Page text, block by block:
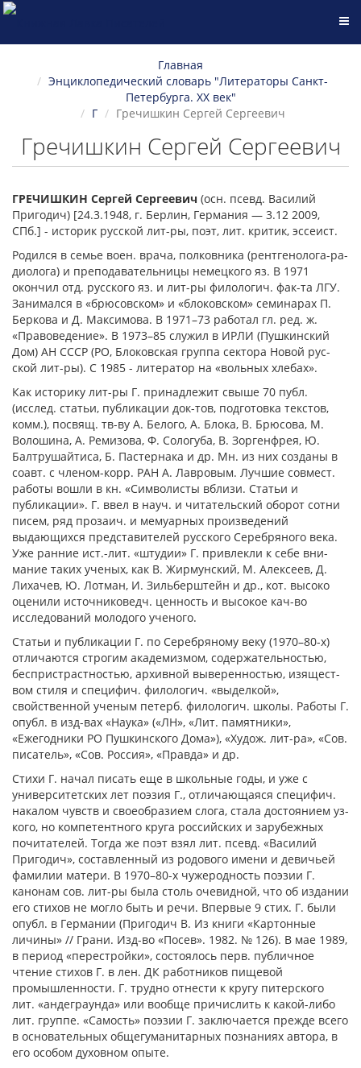
Главная
Энциклопедический словарь "Литераторы Санкт-
Петербурга. XX век"
Г
Гречишкин Сергей Сергеевич
Гречишкин Сергей Сергеевич
ГРЕЧИ́ШКИН Сергей Сергеевич (осн. псевд. Василий
Пригодич) [24.3.1948, г. Берлин, Германия ― 3.12 2009,
СПб.] - историк русской лит-ры, поэт, лит. кри­тик, эссеист.
Родился в семье воен. врача, полковника (рентгенолога-ра­
диолога) и преподавательницы немецкого яз. В 1971
окончил отд. рус­ского яз. и лит-ры филологич. фак-та ЛГУ.
Занимал­ся в «брюсовском» и «блоковском» семина­рах П.
Беркова и Д. Максимова. В 1971–73 работал гл. ред. ж.
«Правоведение». В 1973–85 служил в ИРЛИ (Пушкинский
Дом) АН СССР (РО, Блоковская группа сектора Новой рус­
ской лит-ры). С 1985 - литератор на «воль­ных хлебах».
Как историку лит-ры Г. принадлежит свы­ше 70 публ.
(исслед. ста­тьи, публикации док-тов, подготовка тек­стов,
комм.), посвящ. тв-ву А. Бе­лого, А. Блока, В. Брюсова, М.
Волошина, А. Ремизова, Ф. Сологуба, В. Зоргенфрея, Ю.
Балтрушайтиса, Б. Пастернака и др. Мн. из них созданы в
соавт. с членом-корр. РАН А. Лавровым. Лучшие совмест.
работы вошли в кн. «Симво­листы вблизи. Статьи и
публикации». Г. ввел в науч. и читательский оборот сот­ни
писем, ряд прозаич. и мемуарных произведений
выдающихся представителей русского Серебряного века.
Уже ранние ист.-лит. «штудии» Г. привлекли к себе вни­
мание таких ученых, как В. Жирмунский, М. Алексеев, Д.
Лихачев, Ю. Лотман, И. Зильберштейн и др., кот. высо­ко
оценили источниковедч. ценность и высокое кач-во
исследований молодого ученого.
Статьи и публикации Г. по Серебряному веку (1970–80-х)
отличаются строгим акаде­мизмом, содержательностью,
беспристраст­ностью, архивной выверенностью, изящест­
вом стиля и специфич. филологич. «выдел­кой»,
свойственной ученым петерб. филологич. школы. Работы Г.
опубл. в изд-вах «Наука» («ЛН», «Лит. памятники»,
«Ежегодники РО Пушкинского Дома»), «Худож. лит-ра», «Сов.
писатель», «Сов. Россия», «Правда» и др.
Стихи Г. начал писать еще в школьные го­ды, и уже с
университетских лет поэзия Г., от­личающаяся специфич.
накалом чувств и своеобразием слога, стала достоянием уз­
кого, но компетентного круга российских и зарубежных
почитателей. Тогда же поэт взял лит. псевд. «Василий
Пригодич», со­ставленный из родового имени и девичьей
фамилии матери. В 1970–80-х чужеродность поэзии Г.
канонам сов. лит-ры была столь очевидной, что об издании
его стихов не могло быть и речи. Впервые 9 стих. Г. были
опубл. в Германии (Приго­дич В. Из книги «Картонные
личины» // Грани. Изд-во «Посев». 1982. № 126). В мае 1989,
в период «перестрой­ки», состоялось перв. публичное
чтение стихов Г. в лен. ДК ра­ботников пищевой
промышленности. Г. труд­но отнести к кругу питерского
лит. «андегра­унда» или вообще причислить к какой-либо
лит. группе. «Самость» поэзии Г. заключается прежде всего
в основательных общегумани­тарных познаниях автора, в
его особом ду­ховном опыте.